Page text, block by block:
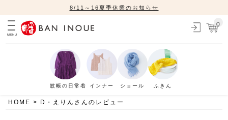
8/11～16夏季休業のお知らせ
MENU
0
蚊帳の日常着 インナー ショール ふきん
HOME D・えりんさんのレビュー